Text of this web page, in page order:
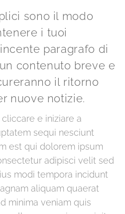
sono il modo
i tuoi
paragrafo di
contenuto breve e
il ritorno
nuove notizie.
e iniziare a
sequi nesciunt
est qui dolorem ipsum
adipisci velit sed
modi tempora incidunt
aliquam quaerat
minima veniam quis